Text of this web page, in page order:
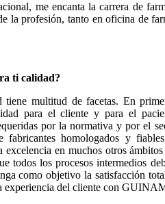
me encanta la carrera de
la profesión, tanto en oficina de
ti calidad?
tiene multitud de facetas. En
para el cliente y para el
por la normativa y por el
fabricantes homologados y
excelencia en muchos otros
todos los procesos intermedios
como objetivo la satisfacción
experiencia del cliente con